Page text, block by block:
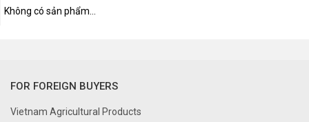
Không có sản phẩm...
FOR FOREIGN BUYERS
Vietnam Agricultural Products